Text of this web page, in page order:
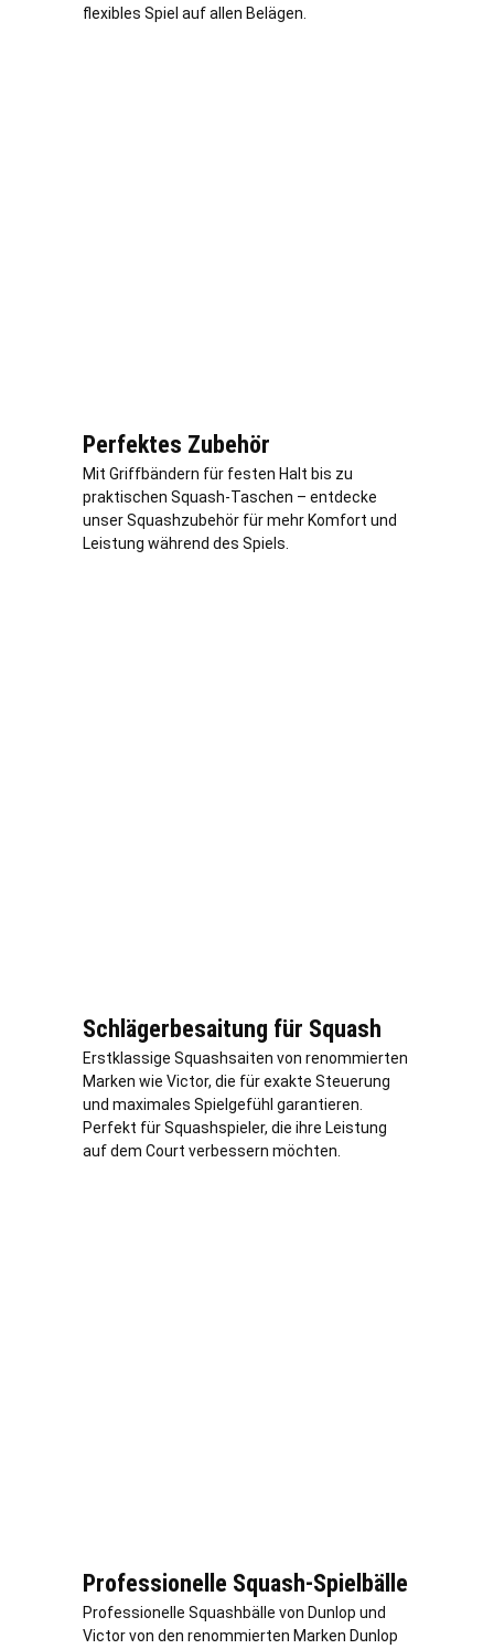
flexibles Spiel auf allen Belägen.
Perfektes Zubehör
Mit Griffbändern für festen Halt bis zu
praktischen Squash-Taschen – entdecke
unser Squashzubehör für mehr Komfort und
Leistung während des Spiels.
Schlägerbesaitung für Squash
Erstklassige Squashsaiten von renommierten
Marken wie Victor, die für exakte Steuerung
und maximales Spielgefühl garantieren.
Perfekt für Squashspieler, die ihre Leistung
auf dem Court verbessern möchten.
Professionelle Squash-Spielbälle
Professionelle Squashbälle von Dunlop und
Victor von den renommierten Marken Dunlop